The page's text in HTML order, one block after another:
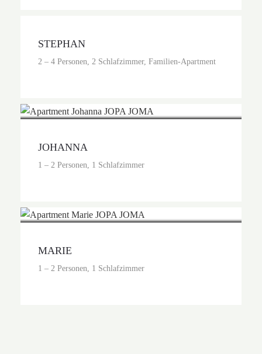
STEPHAN
2 – 4 Personen, 2 Schlafzimmer, Familien-Apartment
JOHANNA
1 – 2 Personen, 1 Schlafzimmer
MARIE
1 – 2 Personen, 1 Schlafzimmer